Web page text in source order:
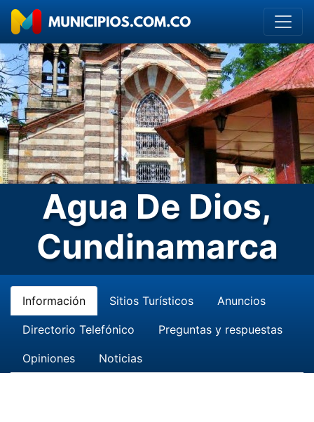
Agua De Dios,
Cundinamarca
Información Sitios Turísticos Anuncios
Directorio Telefónico Preguntas y respuestas
Opiniones Noticias